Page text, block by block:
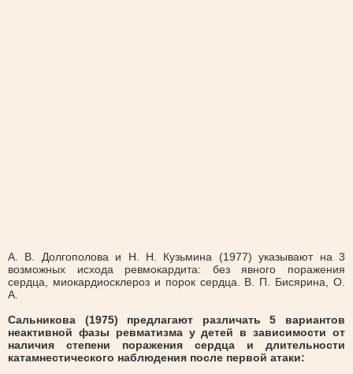
А. В. Долгополова и Н. Н. Кузьмина (1977) указывают на 3
возможных исхода ревмокардита: без явного поражения
сердца, миокардиосклероз и порок сердца. В. П. Бисярина, О.
А.
Сальникова (1975) предлагают различать 5 вариантов
неактивной фазы ревматизма у детей в зависимости от
наличия степени поражения сердца и длительности
катамнестического наблюдения после первой атаки: